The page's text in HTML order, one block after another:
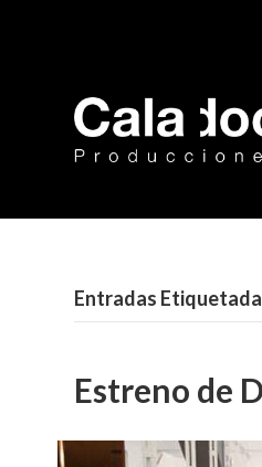
Entradas
Estreno de